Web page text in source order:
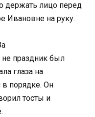
держать лицо перед
Ивановне на руку.
не праздник был
глаза на
в порядке. Он
тосты и